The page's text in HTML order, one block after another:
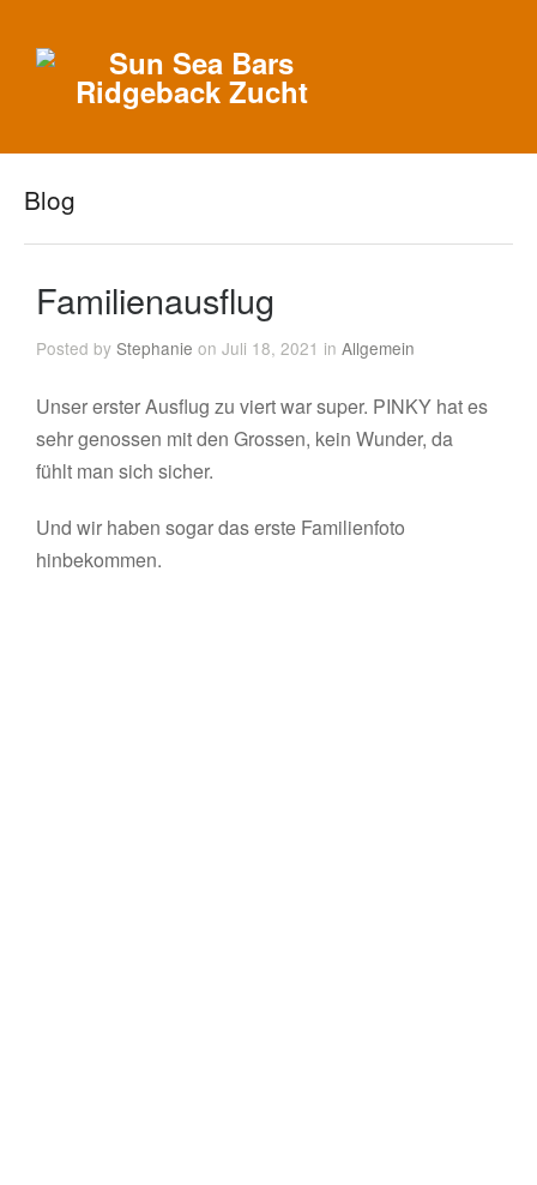
Blog
Familienausflug
Posted byStephanie on Juli 18, 2021 inAllgemein
Unser erster Ausflug zu viert war super. PINKY hat es
sehr genossen mit den Grossen, kein Wunder, da
fühlt man sich sicher.
Und wir haben sogar das erste Familienfoto
hinbekommen.